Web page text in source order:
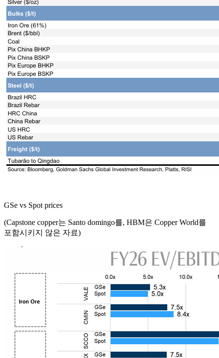
GSe vs Spot prices
(Capstone copper는 Santo domingo를, HBM은 Copper World를
포함시키지 않은 자료)